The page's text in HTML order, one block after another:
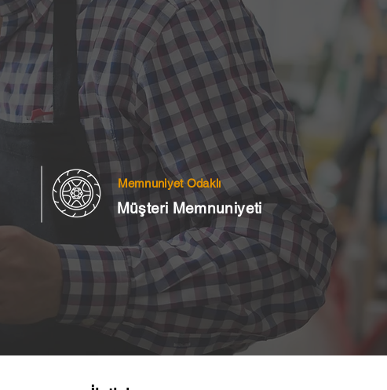
Memnuniyet Odaklı
Müşteri Memnuniyeti